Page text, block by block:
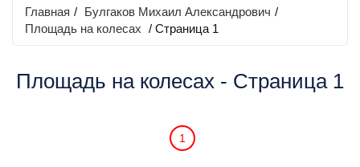
Главная / Булгаков Михаил Александрович /
Площадь на колесах / Страница 1
Площадь на колесах - Страница 1
1